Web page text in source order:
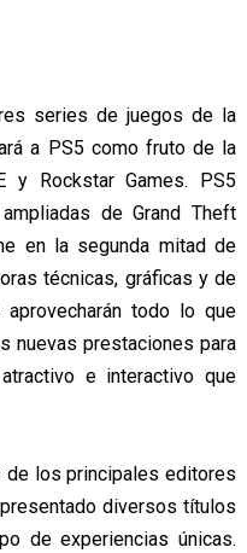
series de juegos de la
a PS5 como fruto de la
y Rockstar Games. PS5
de Grand Theft
en la segunda mitad de
técnicas, gráficas y de
aprovecharán todo lo que
nuevas prestaciones para
e interactivo que
de los principales editores
diversos títulos
de experiencias únicas.